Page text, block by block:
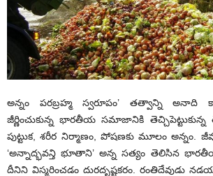
అన్నం పరబ్రహ్మ స్వరూపం’ తత్వాన్ని అనాది
జీర్ణించుకున్న భారతీయ సమాజానికి తెచ్చిపెట్టుకున్న
పుట్టుక, శరీర నిర్మాణం, పోషణకు మూలం అన్నం.
‘అన్నాద్భవన్తి భూతాని’ అన్న సత్యం తెలిసిన
దీనిని విస్మరించడం దురదృష్టకరం. రంతిదేవుడు